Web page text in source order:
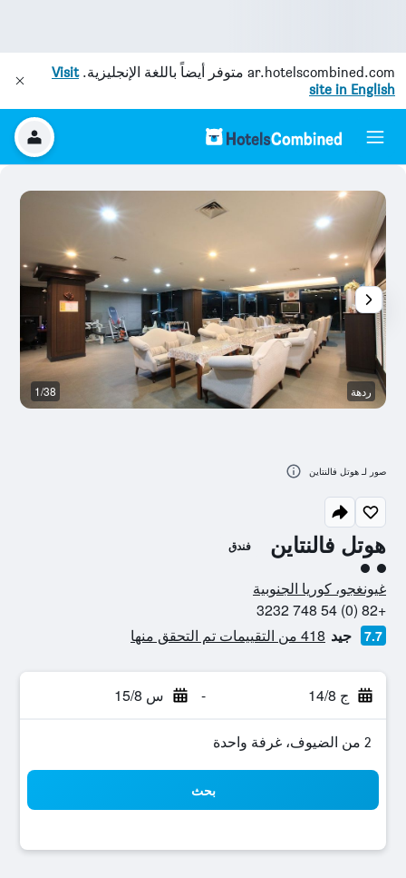
ar.hotelscombined.com متوفر أيضاً باللغة الإنجليزية.Visit
site in English
هوتل فالنتاين فندق
تقييم فئة 2
غيونغجو، كوريا الجنوبية
+82 (0) 54 748 3232
7.7 جيد 418 من التقييمات تم التحقق منها
ج 14/8 - س 15/8
2 من الضيوف، غرفة واحدة
بحث
ردهة 1/38
صور لـ هوتل فالنتاين